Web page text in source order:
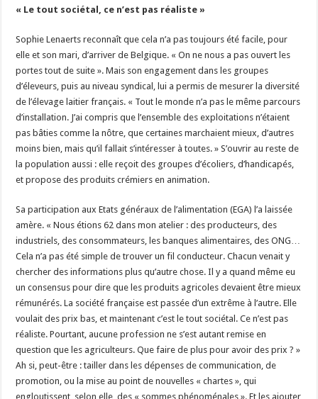
« Le tout sociétal, ce n’est pas réaliste »
Sophie Lenaerts reconnaît que cela n’a pas toujours été facile, pour
elle et son mari, d’arriver de Belgique. « On ne nous a pas ouvert les
portes tout de suite ». Mais son engagement dans les groupes
d’éleveurs, puis au niveau syndical, lui a permis de mesurer la diversité
de l’élevage laitier français. « Tout le monde n’a pas le même parcours
d’installation. J’ai compris que l’ensemble des exploitations n’étaient
pas bâties comme la nôtre, que certaines marchaient mieux, d’autres
moins bien, mais qu’il fallait s’intéresser à toutes. » S’ouvrir au reste de
la population aussi : elle reçoit des groupes d’écoliers, d’handicapés,
et propose des produits crémiers en animation.
Sa participation aux Etats généraux de l’alimentation (EGA) l’a laissée
amère. « Nous étions 62 dans mon atelier : des producteurs, des
industriels, des consommateurs, les banques alimentaires, des ONG…
Cela n’a pas été simple de trouver un fil conducteur. Chacun venait y
chercher des informations plus qu’autre chose. Il y a quand même eu
un consensus pour dire que les produits agricoles devaient être mieux
rémunérés. La société française est passée d’un extrême à l’autre. Elle
voulait des prix bas, et maintenant c’est le tout sociétal. Ce n’est pas
réaliste. Pourtant, aucune profession ne s’est autant remise en
question que les agriculteurs. Que faire de plus pour avoir des prix ? »
Ah si, peut-être : tailler dans les dépenses de communication, de
promotion, ou la mise au point de nouvelles « chartes », qui
engloutissent, selon elle, des « sommes phénoménales ». Et les ajouter